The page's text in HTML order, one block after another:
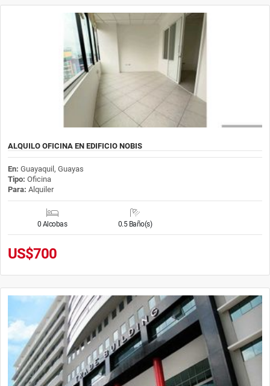
ALQUILO OFICINA EN EDIFICIO NOBIS
En: Guayaquil, Guayas
Tipo: Oficina
Para: Alquiler
0 Alcobas 0.5 Baño(s)
US$700